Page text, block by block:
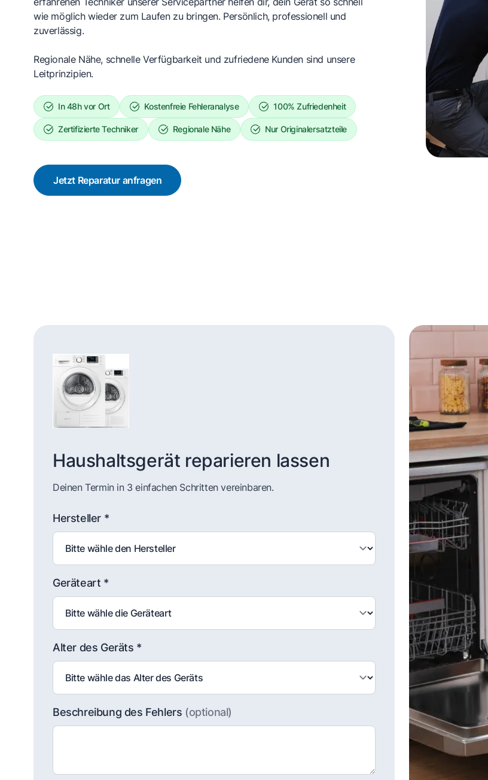
wie möglich wieder zum Laufen zu bringen. Persönlich, professionell und
zuverlässig.
Regionale Nähe, schnelle Verfügbarkeit und zufriedene Kunden sind unsere
Leitprinzipien.
In 48h vor Ort Kostenfreie Fehleranalyse 100% Zufriedenheit
Zertifizierte Techniker Regionale Nähe Nur Originalersatzteile
Jetzt Reparatur anfragen
Haushaltsgerät reparieren lassen
Deinen Termin in 3 einfachen Schritten vereinbaren.
Hersteller *
Geräteart *
Alter des Geräts *
Beschreibung des Fehlers (optional)